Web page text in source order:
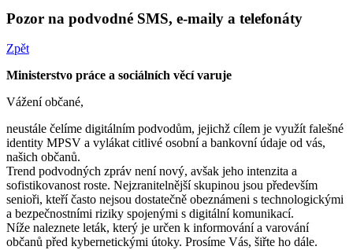
Pozor na podvodné SMS, e-maily a telefonáty
Zpět
Ministerstvo práce a sociálních věcí varuje
Vážení občané,
neustále čelíme digitálním podvodům, jejichž cílem je využít falešné
identity MPSV a vylákat citlivé osobní a bankovní údaje od vás,
našich občanů.
Trend podvodných zpráv není nový, avšak jeho intenzita a
sofistikovanost roste. Nejzranitelnější skupinou jsou především
senioři, kteří často nejsou dostatečně obeznámeni s technologickými
a bezpečnostními riziky spojenými s digitální komunikací.
Níže naleznete leták, který je určen k informování a varování
občanů před kybernetickými útoky. Prosíme Vás, šiřte ho dále.